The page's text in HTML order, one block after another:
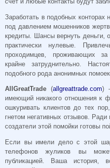
Заработать в подобных конторах
под давлением мошенников
кредиты. Шансы вернуть деньги,
практически нулевые.
проходимцев, проживающих
крайне затруднительно.
подобного рода анонимных
AllGreatTrade (allgreattrade.com)
имеющий никакого отношения к
ошкуривать клиентов до тех
гнетом негативных отзывов.
создатели этой помойки готовы
Если вы имели дело с этой
телефонов жуликов вы
публикацией. Ваша история,